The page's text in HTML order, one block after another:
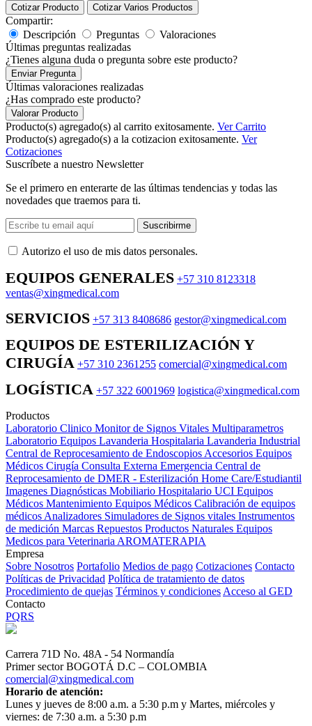
Cotizar Producto Cotizar Varios Productos
Compartir:
Descripción
Preguntas
Valoraciones
Últimas preguntas realizadas
¿Tienes alguna duda o pregunta sobre este producto?
Enviar Pregunta
Últimas valoraciones realizadas
¿Has comprado este producto?
Valorar Producto
Producto(s) agregado(s) al carrito exitosamente. Ver Carrito
Producto(s) agregado(s) a la cotizacion exitosamente. Ver
Cotizaciones
Suscríbete a nuestro Newsletter
Se el primero en enterarte de las últimas tendencias y todas las
novedades que traemos para ti.
Suscribirme
Autorizo ​​el uso de mis datos personales.
EQUIPOS GENERALES +57 310 8123318
ventas@xingmedical.com
SERVICIOS +57 313 8408686 gestor@xingmedical.com
EQUIPOS DE ESTERILIZACIÓN Y
CIRUGÍA +57 310 2361255 comercial@xingmedical.com
LOGÍSTICA +57 322 6001969 logistica@xingmedical.com
Productos
Laboratorio Clinico Monitor de Signos Vitales Multiparametros
Laboratorio Equipos Lavanderia Hospitalaria Lavanderia Industrial
Central de Reprocesamiento de Endoscopios Accesorios Equipos
Médicos Cirugía Consulta Externa Emergencia Central de
Reprocesamiento de DMER - Esterilización Home Care/Estudiantil
Imagenes Diagnósticas Mobiliario Hospitalario UCI Equipos
Médicos Mantenimiento Equipos Médicos Calibración de equipos
médicos Analizadores Simuladores de Signos vitales Instrumentos
de medición Marcas Repuestos Productos Naturales Equipos
Medicos para Veterinaria AROMATERAPIA
Empresa
Sobre Nosotros Portafolio Medios de pago Cotizaciones Contacto
Políticas de Privacidad Política de tratamiento de datos
Procedimiento de quejas Términos y condiciones Acceso al GED
Contacto
PQRS
Carrera 71D No. 48A - 54 Normandía
Primer sector BOGOTÁ D.C – COLOMBIA
comercial@xingmedical.com
Horario de atención:
Lunes y jueves de 8:00 a.m. a 5:30 p.m y Martes, miércoles y
viernes: de 7:30 a.m. a 5:30 p.m